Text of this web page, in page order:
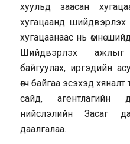
хуульд заасан
хугацаанд
хугацаанаас нь өмнө
Шийдвэрлэх
байгуулах, иргэдийн
өгч байгаа эсэхэд
сайд, агентлагийн
нийслэлийн Засаг
даалгалаа.